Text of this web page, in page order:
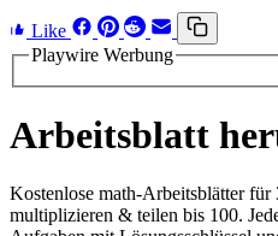
Like
Playwire Werbung
Arbeitsblatt
Kostenlose math-Arbeitsblätter für
multiplizieren & teilen bis 100.